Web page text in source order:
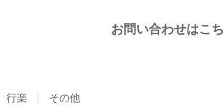
お問い合わせはこ
行楽 その他